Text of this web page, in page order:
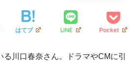
はてブ LINE Pocket
川口春奈さん。ドラマやCMに引